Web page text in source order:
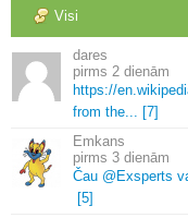
Visi
dares
2 dienām
https://en.
from the... [7]
Emkans
3 dienām
Čau @Exsperts
[5]